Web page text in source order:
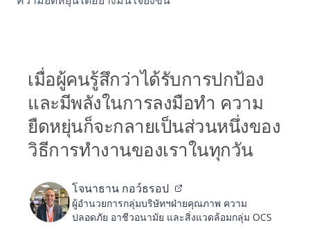
เมื่อผู้คนรู้สึกว่าได้รับการปกป้อง
และมีพลังในการลงมือทำ ความ
ยืดหยุ่นก็จะกลายเป็นส่วนหนึ่งของ
วิธีการทำงานของเราในทุกวัน
โจนาธาน กอว์ธรอป
ผู้อำนวยการกลุ่มบริษัทฯฝ่ายคุณภาพ ความ
ปลอดภัย อาชีวอนามัย และสิ่งแวดล้อมกลุ่ม OCS